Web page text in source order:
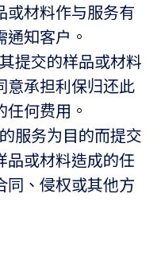
或材料作与服务有
知客户。
提交的样品或材料
意承担利保归还此
何费用。
服务为目的而提交
品或材料造成的任
同、侵权或其他方